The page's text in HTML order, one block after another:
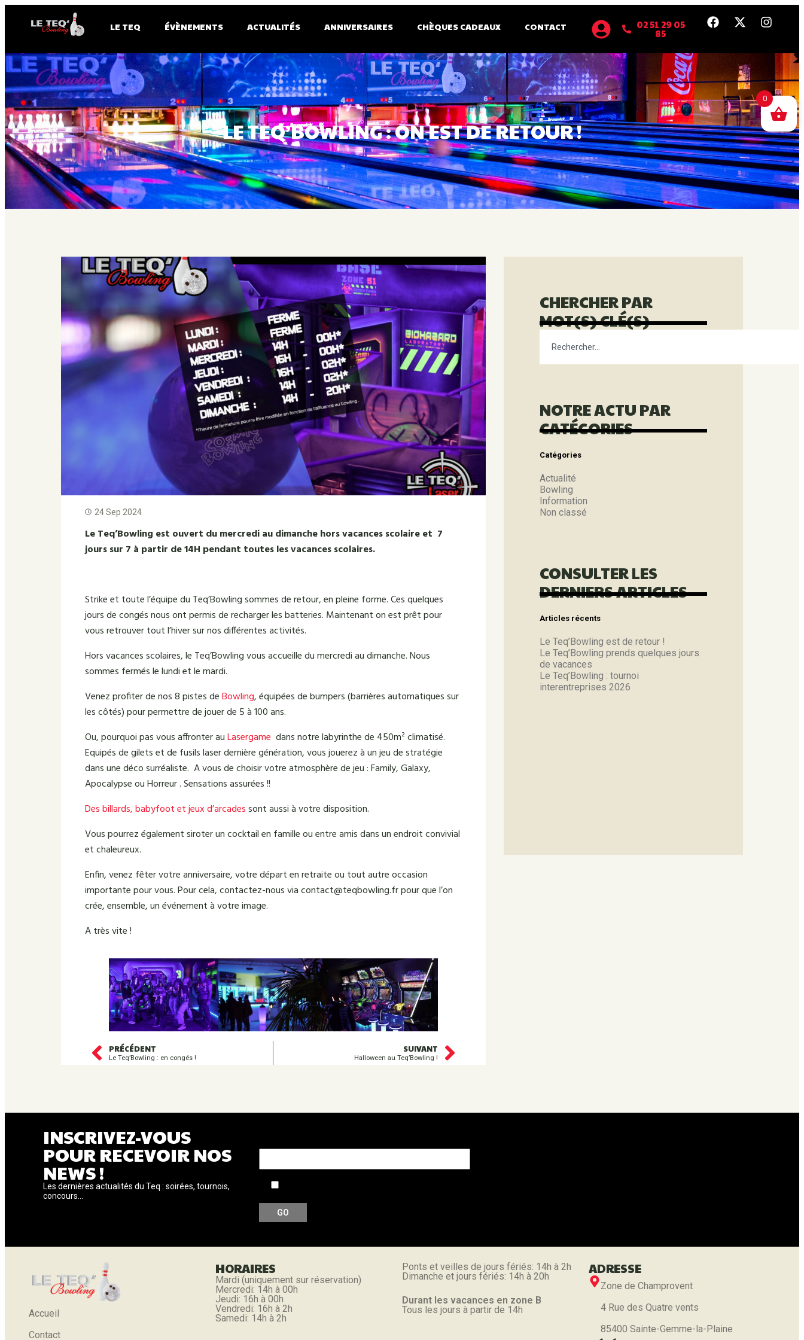
LE TEQ ÉVÈNEMENTS ACTUALITÉS ANNIVERSAIRES CHÈQUES CADEAUX CONTACT 02 51 29 05
85
LE TEQ’BOWLING : ON EST DE RETOUR !
24 Sep 2024
Le Teq’Bowling est ouvert du mercredi au dimanche horsvacancesscolaire et 7
jours sur 7 à partir de 14H pendant toutes les vacances scolaires.
Strike et toute l’équipe du Teq’Bowling sommes de retour, en pleine forme. Ces quelques
jours de congés nous ont permis de recharger les batteries. Maintenant on est prêt pour
vous retrouver tout l’hiver sur nos différentes activités.
Hors vacances scolaires, le Teq’Bowling vous accueille du mercredi au dimanche. Nous
sommes fermés le lundi et le mardi.
Venez profiter de nos 8 pistes deBowling, équipées de bumpers (barrières automatiques sur
les côtés) pour permettre de jouer de 5 à 100 ans.
Ou, pourquoi pas vous affronter auLasergame dans notre labyrinthe de 450m² climatisé.
Equipés de gilets et de fusils laser dernière génération, vous jouerez à un jeu de stratégie
dans une déco surréaliste. A vous de choisir votre atmosphère de jeu : Family, Galaxy,
Apocalypse ou Horreur . Sensations assurées !!
Des billards, babyfoot et jeux d’arcadessont aussi à votre disposition.
Vous pourrez également siroter un cocktail en famille ou entre amis dans un endroit convivial
et chaleureux.
Enfin, venez fêter votre anniversaire, votre départ en retraite ou tout autre occasion
importante pour vous. Pour cela, contactez-nous via contact@teqbowling.fr pour que l’on
crée, ensemble, un événement à votre image.
A très vite !
PRÉCÉDENT
Le Teq’Bowling : en congés !
SUIVANT
Halloween au Teq’Bowling !
CHERCHER PAR
MOT(S) CLÉ(S)
NOTRE ACTU PAR
CATÉGORIES
Catégories
Actualité
Bowling
Information
Non classé
CONSULTER LES
DERNIERS ARTICLES
Articles récents
Le Teq’Bowling est de retour !
Le Teq’Bowling prends quelques jours
de vacances
Le Teq’Bowling : tournoi
interentreprises 2026
INSCRIVEZ-VOUS
POUR RECEVOIR NOS
NEWS !
Les dernières actualités du Teq : soirées, tournois,
concours...
Accueil
Contact
HORAIRES
Mardi (uniquement sur réservation)
Mercredi: 14h à 00h
Jeudi: 16h à 00h
Vendredi: 16h à 2h
Samedi: 14h à 2h
Ponts et veilles de jours fériés: 14h à 2h
Dimanche et jours fériés: 14h à 20h
Durant les vacances en zone B
Tous les jours à partir de 14h
ADRESSE
Zone de Champrovent
4 Rue des Quatre vents
85400 Sainte-Gemme-la-Plaine
0